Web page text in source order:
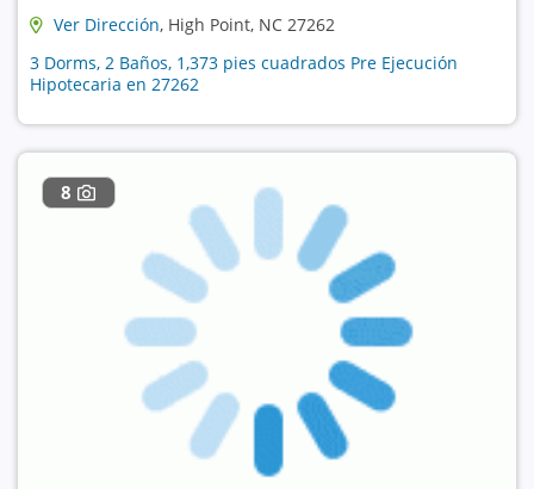
Ver Dirección, High Point, NC 27262
3 Dorms, 2 Baños, 1,373 pies cuadrados Pre Ejecución
Hipotecaria en 27262
8